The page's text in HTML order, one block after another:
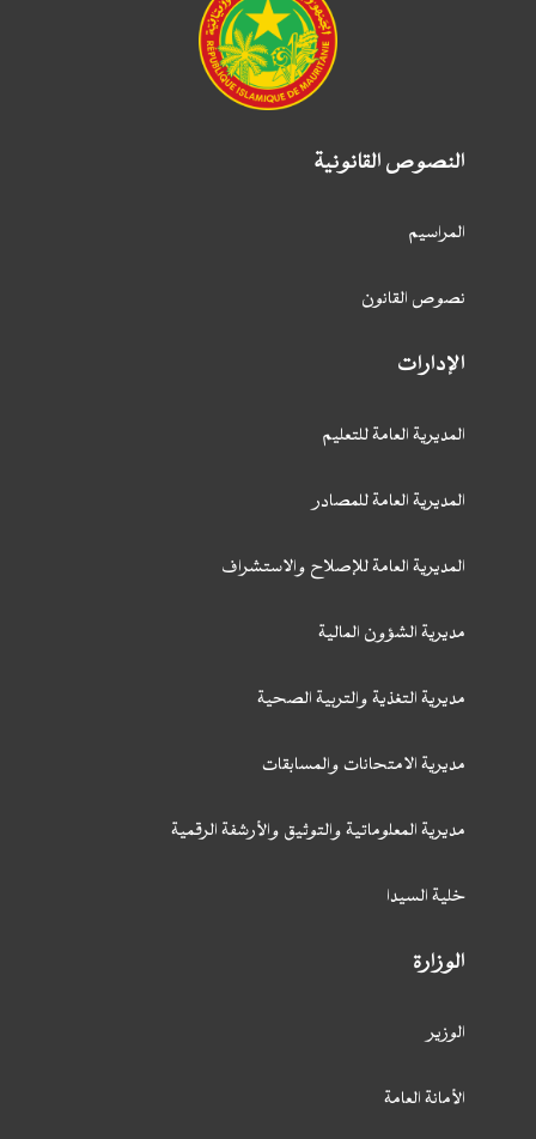
النصوص القانونية
المراسيم
نصوص القانون
الإدارات
المديرية العامة للتعليم
المديرية العامة للمصادر
المديرية العامة للإصلاح والاستشراف
مديرية الشؤون المالية
مديرية التغذية والتربية الصحية
مديرية الامتحانات والمسابقات
مديرية المعلوماتية والتوثيق والأرشفة الرقمية
خلية السيدا
الوزارة
الوزير
الأمانة العامة